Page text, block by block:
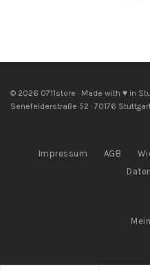
© 2026 0711store · Made with ♥ in
Senefelderstraße 52 · 70176
Impressum AGB